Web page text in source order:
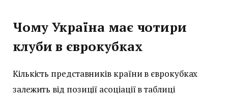
Чому Україна має чотири
клуби в єврокубках
Кількість представників країни в єврокубках
залежить від позиції асоціації в таблиці